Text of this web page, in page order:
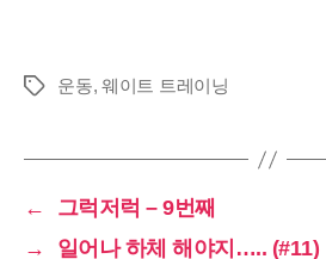
태
운동, 웨이트 트레이닝
←
그럭저럭 – 9번째
→
일어나 하체 해야지….. (#11)